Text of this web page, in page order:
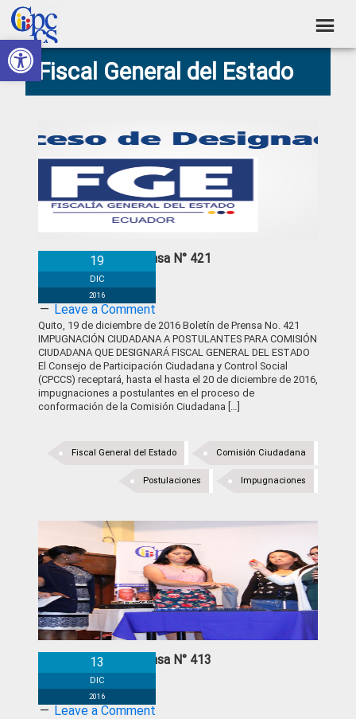
Abrir barra de herramientas
Skip
to
primary
navigation
Skip
to
main
content
Skip
to
primary
sidebar
Skip
to
footer
Consejo
de
Ciudadana
Control
Social
Construyendo
Poder
Ciudadano
Fiscal General del Estado
Boletín de Prensa N° 421
19
DIC
2016
Leave a Comment
Quito, 19 de diciembre de 2016 Boletín de Prensa No. 421
IMPUGNACIÓN CIUDADANA A POSTULANTES PARA COMISIÓN
CIUDADANA QUE DESIGNARÁ FISCAL GENERAL DEL ESTADO
El Consejo de Participación Ciudadana y Control Social
(CPCCS) receptará, hasta el hasta el 20 de diciembre de 2016,
impugnaciones a postulantes en el proceso de
conformación de la Comisión Ciudadana […]
Comisión Ciudadana
Fiscal General del Estado
Impugnaciones
Postulaciones
Boletín de Prensa N° 413
13
DIC
2016
Leave a Comment